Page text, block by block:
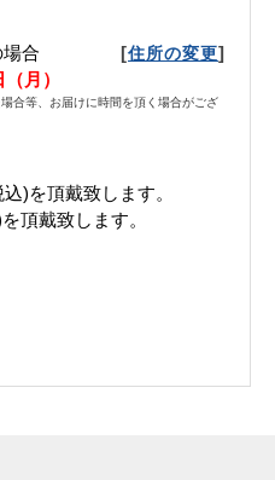
合 [住所の変更]
月）
合等、お届けに時間を頂く場合がござ
込)を頂戴致します。
頂戴致します。